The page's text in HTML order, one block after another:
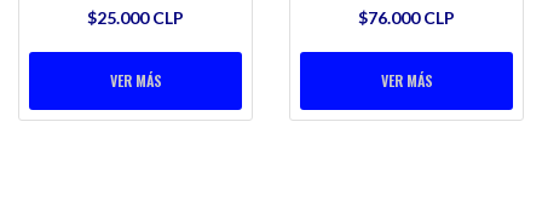
$25.000 CLP
VER MÁS
$76.000 CLP
VER MÁS